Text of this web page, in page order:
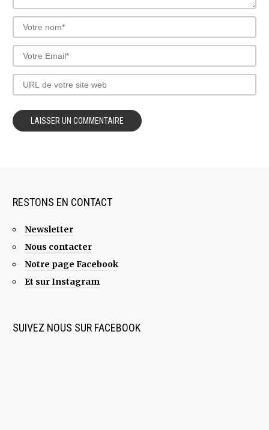
RESTONS EN CONTACT
Newsletter
Nous contacter
Notre page Facebook
Et sur Instagram
SUIVEZ NOUS SUR FACEBOOK